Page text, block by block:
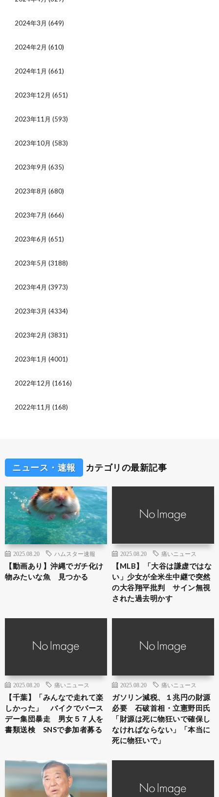
2024年3月 (649)
2024年2月 (610)
2024年1月 (661)
2023年12月 (651)
2023年11月 (593)
2023年10月 (583)
2023年9月 (635)
2023年8月 (680)
2023年7月 (666)
2023年6月 (651)
2023年5月 (3188)
2023年4月 (3973)
2023年3月 (4334)
2023年2月 (3831)
2023年1月 (4001)
2022年12月 (1616)
2022年11月 (168)
ニュース・速報 カテゴリの最新記事
2025.08.20 ハムスター速報
【動画あり】沖縄でガチ化け
物みたいな魚 見つかる
2025.08.20 痛いニュース
【MLB】「大谷は謙虚ではな
い」少女が全米生中継で突然
の大谷翔平批判 サイン無視
された過去明かす
2025.08.20 痛いニュース
【千葉】「みんなで走れて楽
しかった」 バイクでバース
デー集団暴走 男女５７人を
書類送検 SNSで参加者募る
2025.08.20 痛いニュース
ガソリン減税、１兆円の財源
必要 石破首相・立憲野田氏
「財源は死に物狂いで確保し
なければならない」「本当に
死に物狂いで」